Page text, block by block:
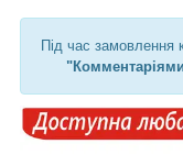
Під час замовлення